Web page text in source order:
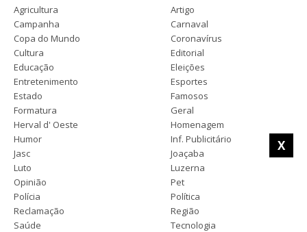
X
Agricultura
Artigo
Campanha
Carnaval
Copa do Mundo
Coronavírus
Cultura
Editorial
Educação
Eleições
Entretenimento
Esportes
Estado
Famosos
Formatura
Geral
Herval d' Oeste
Homenagem
Humor
Inf. Publicitário
Jasc
Joaçaba
Luto
Luzerna
Opinião
Pet
Polícia
Política
Reclamação
Região
Saúde
Tecnologia